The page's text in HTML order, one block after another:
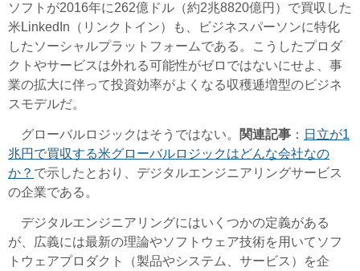
ソフトが2016年に262億ドル（約2兆8820億円）で買収した
米LinkedIn（リンクトイン）も、ビジネスパーソンに特化
したソーシャルプラットフォームである。こうしたプロダ
クトやサービスは外れる可能性がゼロではないにせよ、事
業の拡大に伴って投資効率がよくなる収穫逓増型のビジネ
スモデルだ。
グローバルロジックはそうではない。 関連記事 ： 日立が1
兆円で買収する米グローバルロジックはどんな会社なの
か？ で示したとおり、デジタルエンジニアリングサービス
の企業である。
デジタルエンジニアリングにはいくつかの定義がある
が、広義には最新の理論やソフトウェア技術を用いてソフ
トウェアプロダクト（製品やシステム、サービス）を企